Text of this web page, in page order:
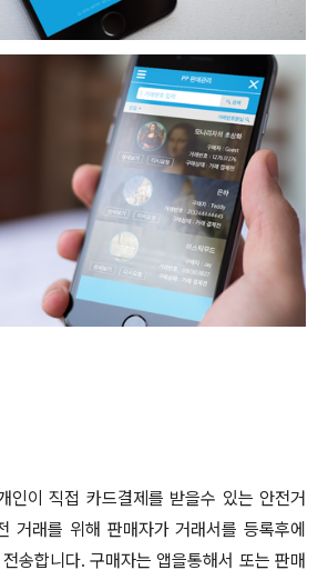
인이 직접 카드결제를 받을수 있는 안전거
거래를 위해 판매자가 거래서를 등록후에
송합니다. 구매자는 앱을통해서 또는 판매